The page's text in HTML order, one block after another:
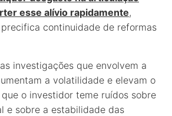
esse alívio rapidamente,
continuidade de reformas
investigações que envolvem a
a volatilidade e elevam o
o investidor teme ruídos sobre
e sobre a estabilidade das